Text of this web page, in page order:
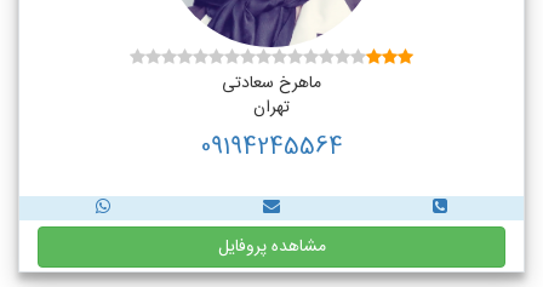
ماهرخ سعادتی
تهران
09194245564
مشاهده پروفایل